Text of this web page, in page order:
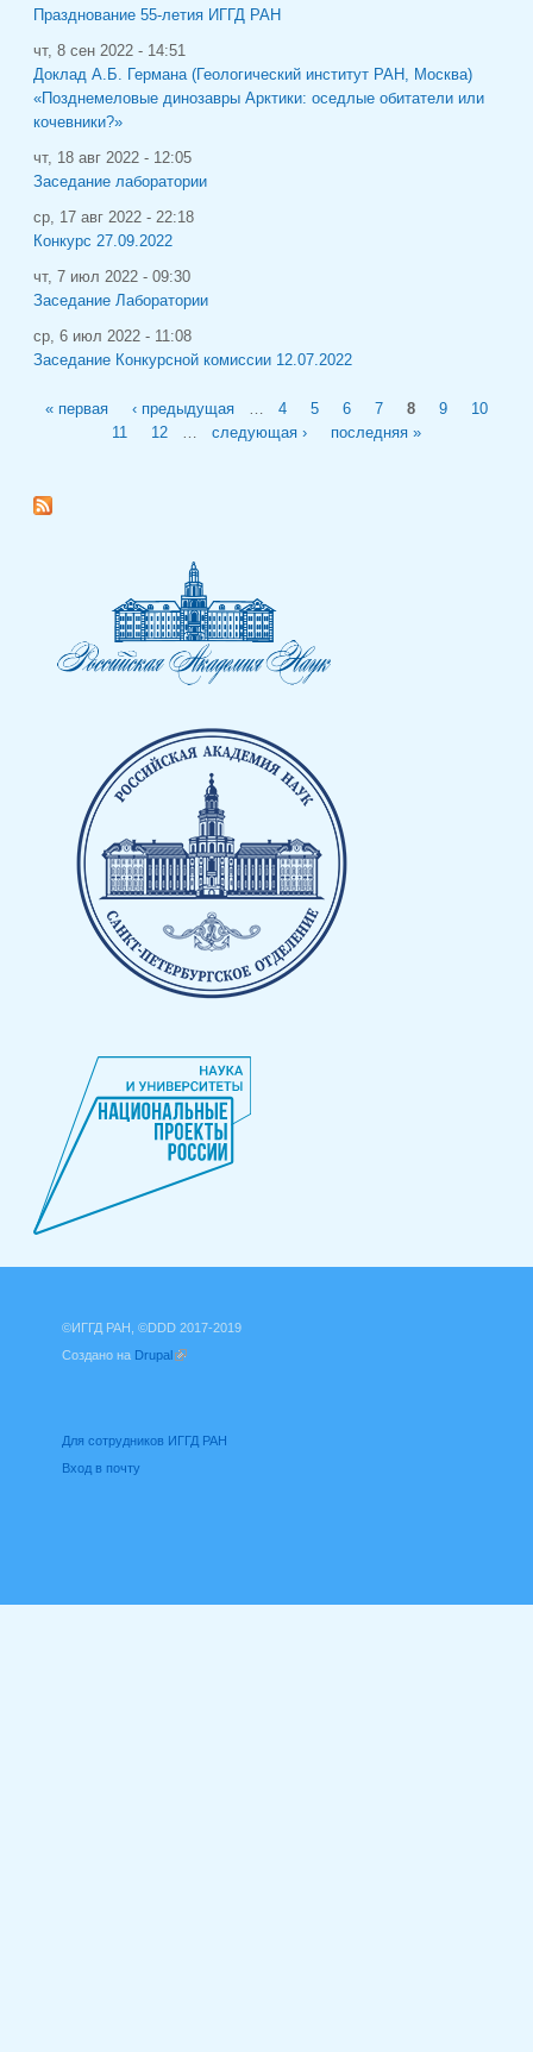
Празднование 55-летия ИГГД РАН
чт, 8 сен 2022 - 14:51
Доклад А.Б. Германа (Геологический институт РАН, Москва)
«Позднемеловые динозавры Арктики: оседлые обитатели или
кочевники?»
чт, 18 авг 2022 - 12:05
Заседание лаборатории
ср, 17 авг 2022 - 22:18
Конкурс 27.09.2022
чт, 7 июл 2022 - 09:30
Заседание Лаборатории
ср, 6 июл 2022 - 11:08
Заседание Конкурсной комиссии 12.07.2022
« первая ‹ предыдущая 4 5 6 7 8 9
10
11
12 следующая › последняя »
©ИГГД РАН, ©DDD 2017-2019
Создано на Drupal
Для сотрудников ИГГД РАН
Вход в почту